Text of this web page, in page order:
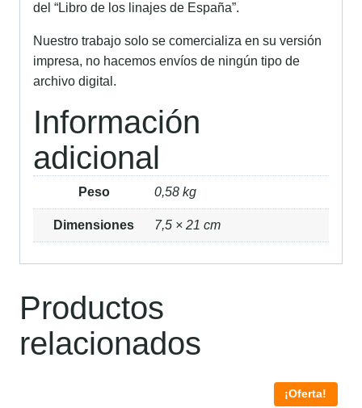
del “Libro de los linajes de España”.
Nuestro trabajo solo se comercializa en su versión
impresa, no hacemos envíos de ningún tipo de
archivo digital.
Información
adicional
Peso 0,58 kg
Dimensiones 7,5 × 21 cm
Productos
relacionados
¡Oferta!